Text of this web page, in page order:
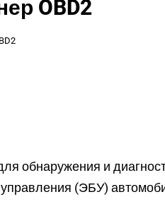
OBD2
обнаружения и
(ЭБУ)